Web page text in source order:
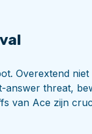
Overextend
threat,
van Ace zijn